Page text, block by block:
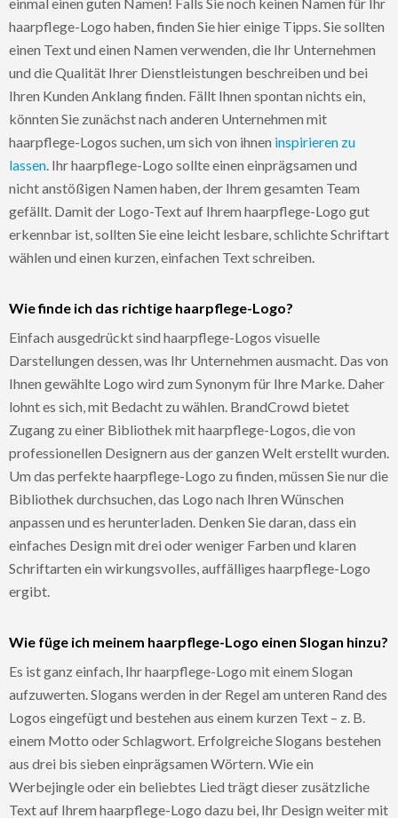
haarpflege-Logo haben, finden Sie hier einige Tipps. Sie sollten
einen Text und einen Namen verwenden, die Ihr Unternehmen
und die Qualität Ihrer Dienstleistungen beschreiben und bei
Ihren Kunden Anklang finden. Fällt Ihnen spontan nichts ein,
könnten Sie zunächst nach anderen Unternehmen mit
haarpflege-Logos suchen, um sich von ihnen inspirieren zu
lassen . Ihr haarpflege-Logo sollte einen einprägsamen und
nicht anstößigen Namen haben, der Ihrem gesamten Team
gefällt. Damit der Logo-Text auf Ihrem haarpflege-Logo gut
erkennbar ist, sollten Sie eine leicht lesbare, schlichte Schriftart
wählen und einen kurzen, einfachen Text schreiben.
Wie finde ich das richtige haarpflege-Logo?
Einfach ausgedrückt sind haarpflege-Logos visuelle
Darstellungen dessen, was Ihr Unternehmen ausmacht. Das von
Ihnen gewählte Logo wird zum Synonym für Ihre Marke. Daher
lohnt es sich, mit Bedacht zu wählen. BrandCrowd bietet
Zugang zu einer Bibliothek mit haarpflege-Logos, die von
professionellen Designern aus der ganzen Welt erstellt wurden.
Um das perfekte haarpflege-Logo zu finden, müssen Sie nur die
Bibliothek durchsuchen, das Logo nach Ihren Wünschen
anpassen und es herunterladen. Denken Sie daran, dass ein
einfaches Design mit drei oder weniger Farben und klaren
Schriftarten ein wirkungsvolles, auffälliges haarpflege-Logo
ergibt.
Wie füge ich meinem haarpflege-Logo einen Slogan hinzu?
Es ist ganz einfach, Ihr haarpflege-Logo mit einem Slogan
aufzuwerten. Slogans werden in der Regel am unteren Rand des
Logos eingefügt und bestehen aus einem kurzen Text – z. B.
einem Motto oder Schlagwort. Erfolgreiche Slogans bestehen
aus drei bis sieben einprägsamen Wörtern. Wie ein
Werbejingle oder ein beliebtes Lied trägt dieser zusätzliche
Text auf Ihrem haarpflege-Logo dazu bei, Ihr Design weiter mit